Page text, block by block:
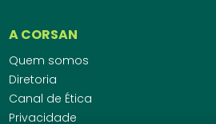
A CORSAN
Quem somos
Diretoria
Canal de Ética
Privacidade